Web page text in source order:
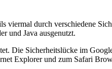
durch verschiedene
und Java ausgenutzt.
Die Sicherheitslücke im
Explorer und zum Safari